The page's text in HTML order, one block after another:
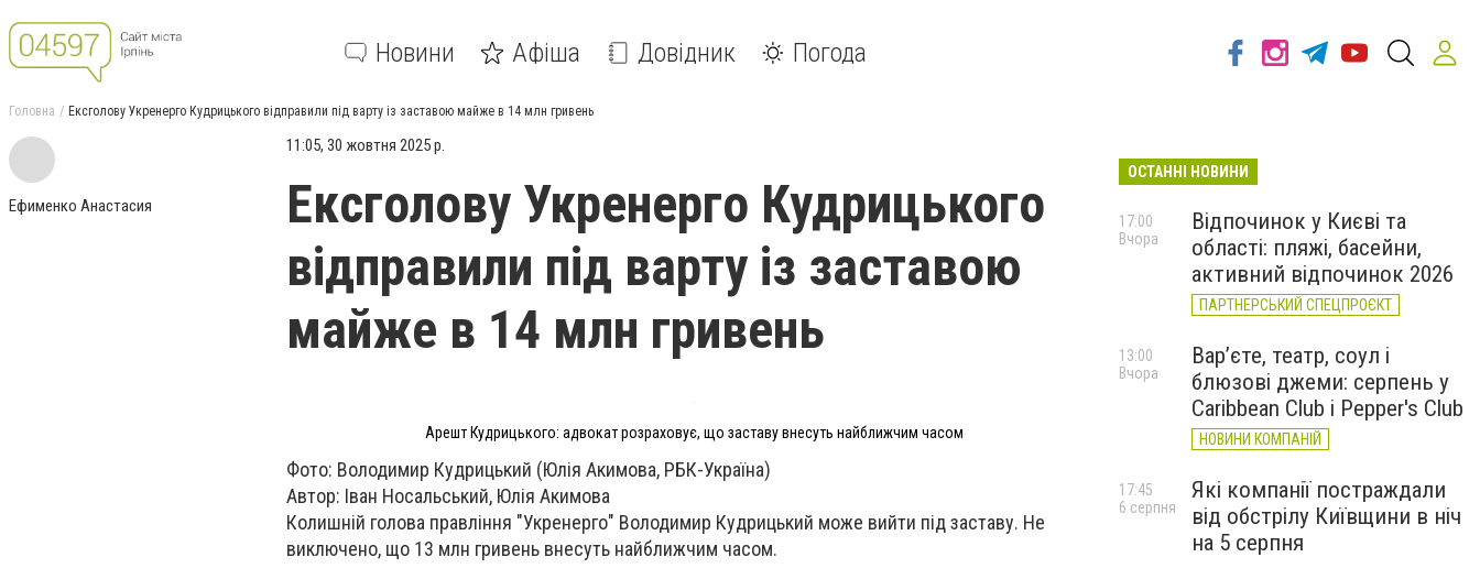
Новини Афіша Довідник Погода
Головна Ексголову Укренерго Кудрицького відправили під варту із заставою майже в 14 млн гривень
Ефименко Анастасия
11:05, 30 жовтня 2025 р.
Ексголову Укренерго Кудрицького
відправили під варту із заставою
майже в 14 млн гривень
Арешт Кудрицького: адвокат розраховує, що заставу внесуть найближчим часом
Фото: Володимир Кудрицький (Юлія Акимова, РБК-Україна)
Автор: Іван Носальський, Юлія Акимова
Колишній голова правління "Укренерго" Володимир Кудрицький може вийти під заставу. Не
виключено, що 13 млн гривень внесуть найближчим часом.
ОСТАННІ НОВИНИ
Відпочинок у Києві та
області: пляжі, басейни,
активний відпочинок 2026
ПАРТНЕРСЬКИЙ СПЕЦПРОЄКТ
17:00
Вчора
Вар’єте, театр, соул і
блюзові джеми: серпень у
Caribbean Club і Pepper's Club
НОВИНИ КОМПАНІЙ
13:00
Вчора
Які компанії постраждали
від обстрілу Київщини в ніч
на 5 серпня
17:45
6 серпня